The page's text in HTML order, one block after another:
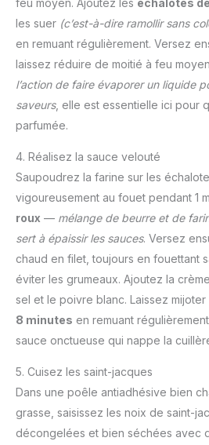
feu moyen. Ajoutez les échalotes
les suer (c’est-à-dire ramollir sans
en remuant régulièrement. Versez
laissez réduire de moitié à feu
l’action de faire évaporer un liquide
saveurs, elle est essentielle ici pour
parfumée.
4. Réalisez la sauce velouté
Saupoudrez la farine sur les
vigoureusement au fouet pendant 1
roux — mélange de beurre et de
sert à épaissir les sauces. Versez
chaud en filet, toujours en fouettant
éviter les grumeaux. Ajoutez la
sel et le poivre blanc. Laissez
8 minutes en remuant
sauce onctueuse qui nappe la
5. Cuisez les saint-jacques
Dans une poêle antiadhésive bien
grasse, saisissez les noix de saint-
décongelées et bien séchées avec